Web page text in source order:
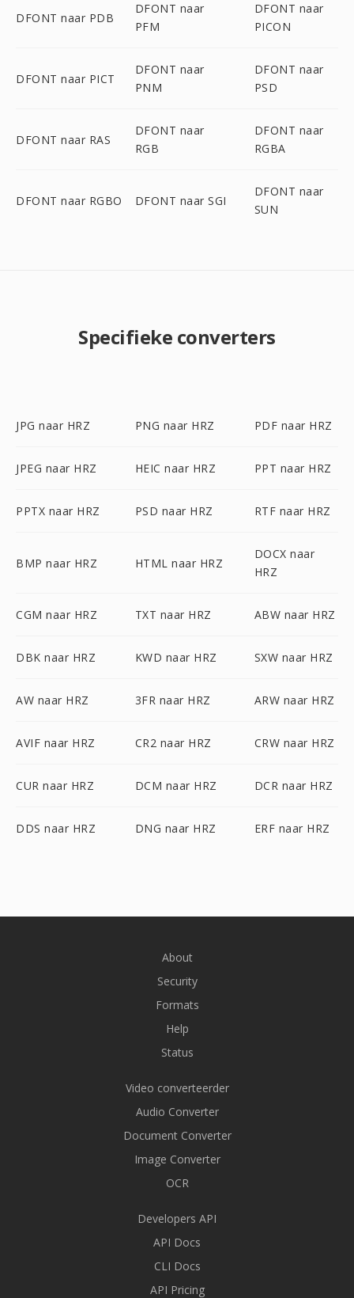
DFONT naar PDB
DFONT naar
PFM
DFONT naar
PICON
DFONT naar PICT
DFONT naar
PNM
DFONT naar
PSD
DFONT naar RAS
DFONT naar
RGB
DFONT naar
RGBA
DFONT naar RGBO DFONT naar SGI
DFONT naar
SUN
Specifieke converters
JPG naar HRZ PNG naar HRZ PDF naar HRZ
JPEG naar HRZ HEIC naar HRZ PPT naar HRZ
PPTX naar HRZ PSD naar HRZ RTF naar HRZ
BMP naar HRZ HTML naar HRZ
DOCX naar
HRZ
CGM naar HRZ TXT naar HRZ ABW naar HRZ
DBK naar HRZ KWD naar HRZ SXW naar HRZ
AW naar HRZ 3FR naar HRZ ARW naar HRZ
AVIF naar HRZ CR2 naar HRZ CRW naar HRZ
CUR naar HRZ DCM naar HRZ DCR naar HRZ
DDS naar HRZ DNG naar HRZ ERF naar HRZ
About
Security
Formats
Help
Status
Video converteerder
Audio Converter
Document Converter
Image Converter
OCR
Developers API
API Docs
CLI Docs
API Pricing